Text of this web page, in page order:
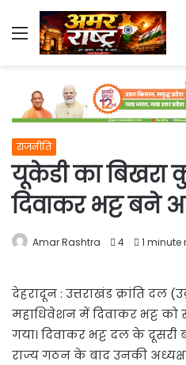
Menu
राजनीति
यूकेडी का
दिवाकर भट्ट बने
Amar Rashtra 4 1 minute
देहरादून : उत्तराखंड क्रांति दल
महाधिवेशन में दिवाकर भट्ट को
गया। दिवाकर भट्ट दल के
राज्य गठन के बाद उनकी